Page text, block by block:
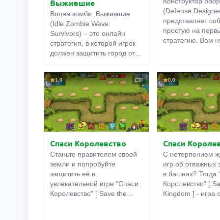
Выжившие
Волна зомби: Выжившие
(Idle Zombie Wave:
Survivors) – это онлайн
стратегия, в которой игрок
должен защитить город от
мертвецов. Выберите
командира группы,
сформируйте отряд из
наёмников и вперёд, на
баррикады. После каждой
успешно отбитой атаки вам
будут предлагать случайные
награды: новых бойцов,
оружие, предметы,
апгрейды. Выбирайте с
умом.
(Defense
представляет
простую на
стратегию. Вам
уровне вы
проблемами:
хватает, враги
маршрут,
сооружения
слабые.
1.0 0
Спаси Королевство
Станьте правителем своей
земли и попробуйте
защитить её в
увлекательной игре "Спаси
Королевство" [ Save the
0.0
Cпаси
С нетерпением
игр об отважных
в башнях? Тогда
Королевство" [
Kingdom ] - игра